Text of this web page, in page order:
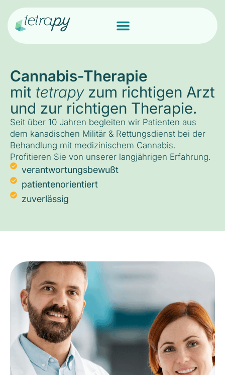
Cannabis-Therapie
mit tetrapyzum richtigen Arzt
und zur richtigen Therapie.
Seit über 10 Jahren begleiten wir Patienten aus
dem kanadischen Militär & Rettungsdienst bei der
Behandlung mit medizinischem Cannabis.
Profitieren Sie von unserer langjährigen Erfahrung.
verantwortungsbewußt
patientenorientiert
zuverlässig